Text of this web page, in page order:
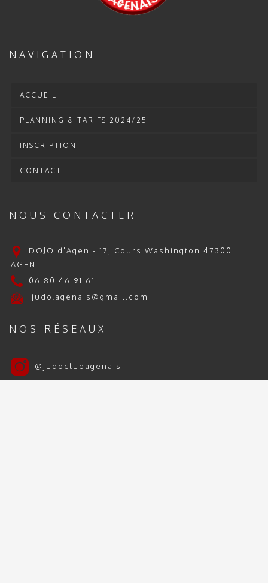
NOUS CONTACTER
DOJO d'Agen - 17, Cours Washington 47300
AGEN
06 80 46 91 61
judo.agenais@gmail.com
NAVIGATION
ACCUEIL
PLANNING & TARIFS 2024/25
INSCRIPTION
CONTACT
NOS RÉSEAUX
@judoclubagenais